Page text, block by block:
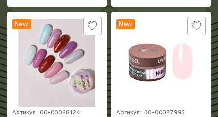
New
Артикул: 00-00028124
New
Артикул: 00-00027995